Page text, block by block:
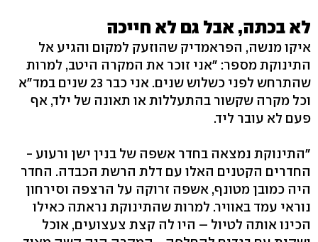
לא בכתה, אבל גם לא חייכה
איקו מנשה, הפראמדיק שהוזעק למקום והגיע אל
התינוקת מספר: "אני זוכר את המקרה היטב, למרות
שהתרחש לפני כשלוש שנים. אני כבר 23 שנים במד"א
וכל מקרה שקשור בהתעללות או תאונה של ילד, אף
פעם לא עובר ליד.
"התינוקת נמצאה בחדר אשפה של בנין ישן ורעוע -
החדרים הקטנים האלו עם דלת הרשת הכבדה. החדר
היה כמובן מטונף, אשפה זרוקה על הרצפה וסירחון
נוראי עמד באוויר. למרות שהתינוקת נראתה כאילו
הכינו אותה לטיול – היו לה קצת צעצועים, אוכל